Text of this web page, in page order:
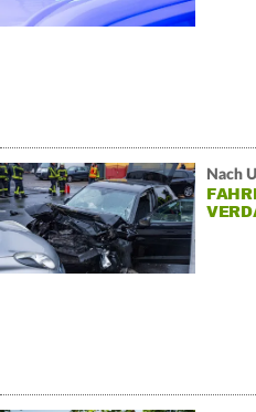
Nach